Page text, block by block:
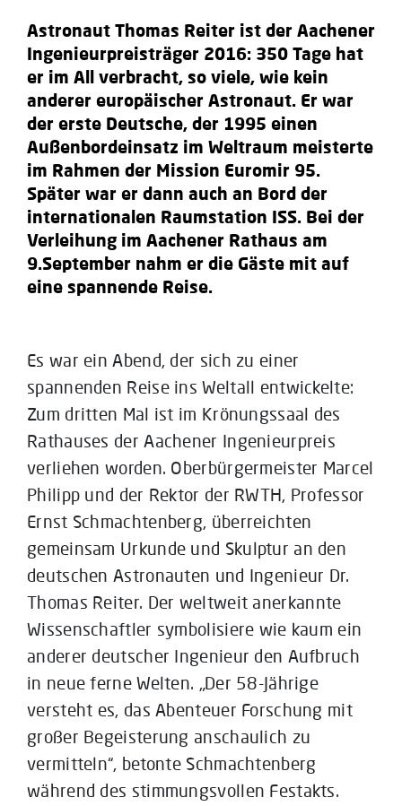
Astronaut Thomas Reiter ist der Aachener
Ingenieurpreisträger 2016: 350 Tage hat
er im All verbracht, so viele, wie kein
anderer europäischer Astronaut. Er war
der erste Deutsche, der 1995 einen
Außenbordeinsatz im Weltraum meisterte
im Rahmen der Mission Euromir 95.
Später war er dann auch an Bord der
internationalen Raumstation ISS. Bei der
Verleihung im Aachener Rathaus am
9.September nahm er die Gäste mit auf
eine spannende Reise.
Es war ein Abend, der sich zu einer
spannenden Reise ins Weltall entwickelte:
Zum dritten Mal ist im Krönungssaal des
Rathauses der Aachener Ingenieurpreis
verliehen worden. Oberbürgermeister Marcel
Philipp und der Rektor der RWTH, Professor
Ernst Schmachtenberg, überreichten
gemeinsam Urkunde und Skulptur an den
deutschen Astronauten und Ingenieur Dr.
Thomas Reiter. Der weltweit anerkannte
Wissenschaftler symbolisiere wie kaum ein
anderer deutscher Ingenieur den Aufbruch
in neue ferne Welten. „Der 58-Jährige
versteht es, das Abenteuer Forschung mit
großer Begeisterung anschaulich zu
vermitteln“, betonte Schmachtenberg
während des stimmungsvollen Festakts.